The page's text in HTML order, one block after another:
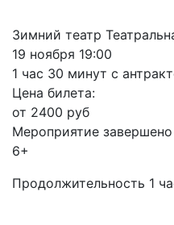
Зимний театр
19 ноября 19:00
1 час 30 минут с
Цена билета:
от 2400 руб
Мероприятие завершено
6+
Продолжительность 1